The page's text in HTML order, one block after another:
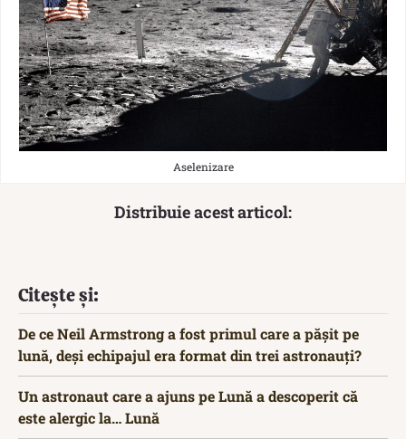
Aselenizare
Distribuie acest articol:
Citește și:
De ce Neil Armstrong a fost primul care a pășit pe
lună, deși echipajul era format din trei astronauți?
Un astronaut care a ajuns pe Lună a descoperit că
este alergic la… Lună